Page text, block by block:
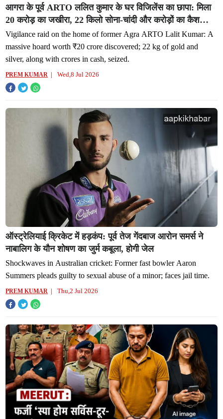
आगरा के पूर्व ARTO ललित कुमार के घर विजिलेंस का छापा: मिला
20 करोड़ का जखीरा, 22 किलो सोना-चांदी और करोड़ों का कैश
बरामद
Vigilance raid on the home of former Agra ARTO Lalit Kumar: A
massive hoard worth ₹20 crore discovered; 22 kg of gold and
silver, along with crores in cash, seized.
PREM KUMAR Wed,8 Jul 2026
ऑस्ट्रेलियाई क्रिकेट में हड़कंप: पूर्व तेज गेंदबाज आरोन समर्स ने
नाबालिग के यौन शोषण का जुर्म कबूला, होगी जेल
Shockwaves in Australian cricket: Former fast bowler Aaron
Summers pleads guilty to sexual abuse of a minor; faces jail time.
PREM KUMAR Thu,2 Jul 2026